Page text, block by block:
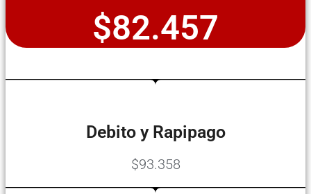
$82.457
Debito y Rapipago
$93.358